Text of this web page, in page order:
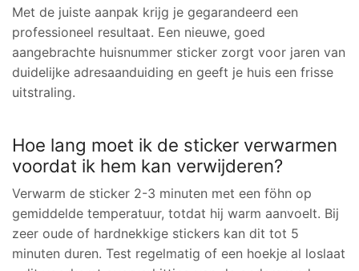
Met de juiste aanpak krijg je gegarandeerd een
professioneel resultaat. Een nieuwe, goed
aangebrachte huisnummer sticker zorgt voor jaren van
duidelijke adresaanduiding en geeft je huis een frisse
uitstraling.
Hoe lang moet ik de sticker verwarmen
voordat ik hem kan verwijderen?
Verwarm de sticker 2-3 minuten met een föhn op
gemiddelde temperatuur, totdat hij warm aanvoelt. Bij
zeer oude of hardnekkige stickers kan dit tot 5
minuten duren. Test regelmatig of een hoekje al loslaat